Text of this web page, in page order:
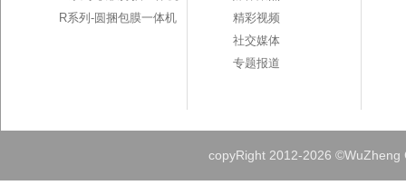
R系列-圆捆包膜一体机
精彩视频
社交媒体
专题报道
copyRight 2012-2026 ©WuZheng